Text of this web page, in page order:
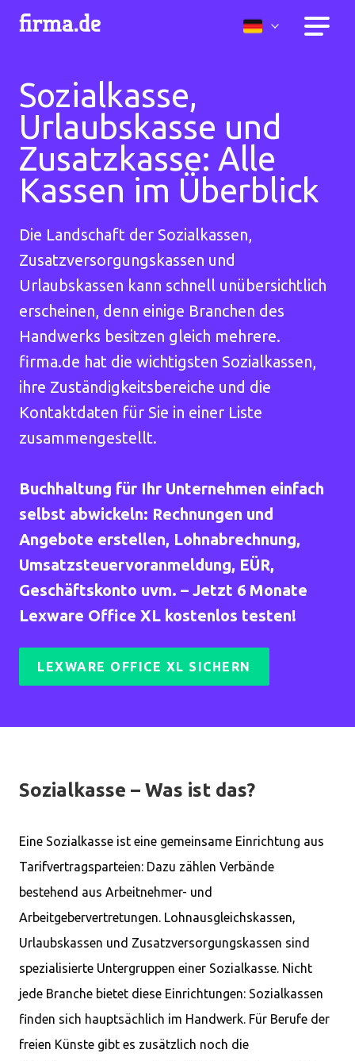
Sozialkasse,
Urlaubskasse und
Zusatzkasse: Alle
Kassen im Überblick
Die Landschaft der Sozialkassen,
Zusatzversorgungskassen und
Urlaubskassen kann schnell unübersichtlich
erscheinen, denn einige Branchen des
Handwerks besitzen gleich mehrere.
firma.de hat die wichtigsten Sozialkassen,
ihre Zuständigkeitsbereiche und die
Kontaktdaten für Sie in einer Liste
zusammengestellt.
Buchhaltung für Ihr Unternehmen einfach
selbst abwickeln: Rechnungen und
Angebote erstellen, Lohnabrechnung,
Umsatzsteuervoranmeldung, EÜR,
Geschäftskonto uvm. – Jetzt 6 Monate
Lexware Office XL kostenlos testen!
LEXWARE OFFICE XL SICHERN
Sozialkasse – Was ist das?
Eine Sozialkasse ist eine gemeinsame Einrichtung aus
Tarifvertragsparteien: Dazu zählen Verbände
bestehend aus Arbeitnehmer- und
Arbeitgebervertretungen. Lohnausgleichskassen,
Urlaubskassen und Zusatzversorgungskassen sind
spezialisierte Untergruppen einer Sozialkasse. Nicht
jede Branche bietet diese Einrichtungen: Sozialkassen
finden sich hauptsächlich im Handwerk. Für Berufe der
freien Künste gibt es zusätzlich noch die